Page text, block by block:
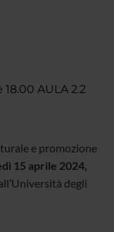
AULA 2.2
e promozione
15 aprile 2024,
degli